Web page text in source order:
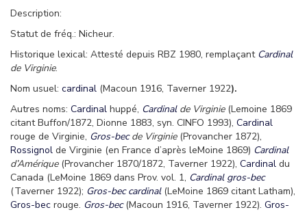
Description:
Statut de fréq.: Nicheur.
Historique lexical: Attesté depuis RBZ 1980, remplaçant Cardinal
de Virginie.
Nom usuel: cardinal (Macoun 1916, Taverner 1922).
Autres noms: Cardinal huppé, Cardinalde Virginie(Lemoine 1869
citant Buffon/1872, Dionne 1883, syn. CINFO 1993), Cardinal
rouge de Virginie, Gros-becde Virginie (Provancher 1872),
Rossignol de Virginie (en France d’après leMoine 1869) Cardinal
d’Amérique(Provancher 1870/1872, Taverner 1922), Cardinal du
Canada (LeMoine 1869 dans Prov. vol. 1, Cardinal gros-bec
(Taverner 1922); Gros-bec cardinal(LeMoine 1869 citant Latham),
Gros-bec rouge. Gros-bec(Macoun 1916, Taverner 1922). Gros-